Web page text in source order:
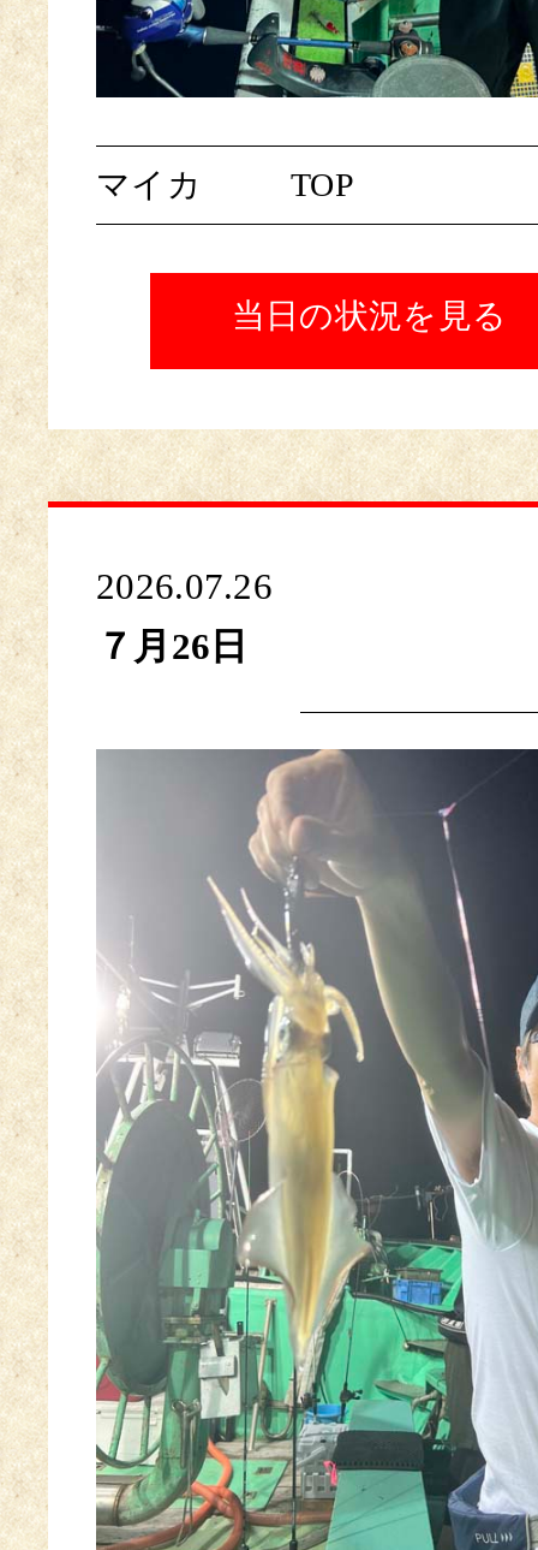
マイカ TOP
当日の状況を見る
2026.07.26
７月26日